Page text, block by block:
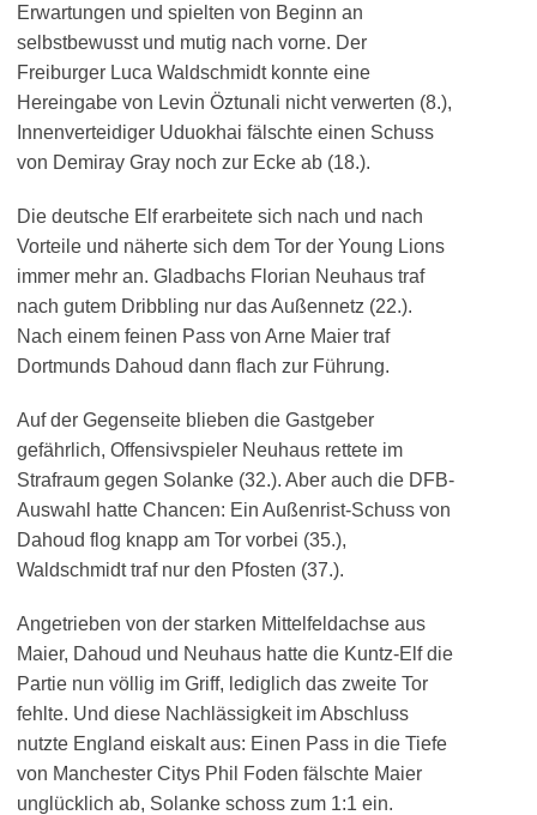
Erwartungen und spielten von Beginn an
selbstbewusst und mutig nach vorne. Der
Freiburger Luca Waldschmidt konnte eine
Hereingabe von Levin Öztunali nicht verwerten (8.),
Innenverteidiger Uduokhai fälschte einen Schuss
von Demiray Gray noch zur Ecke ab (18.).
Die deutsche Elf erarbeitete sich nach und nach
Vorteile und näherte sich dem Tor der Young Lions
immer mehr an. Gladbachs Florian Neuhaus traf
nach gutem Dribbling nur das Außennetz (22.).
Nach einem feinen Pass von Arne Maier traf
Dortmunds Dahoud dann flach zur Führung.
Auf der Gegenseite blieben die Gastgeber
gefährlich, Offensivspieler Neuhaus rettete im
Strafraum gegen Solanke (32.). Aber auch die DFB-
Auswahl hatte Chancen: Ein Außenrist-Schuss von
Dahoud flog knapp am Tor vorbei (35.),
Waldschmidt traf nur den Pfosten (37.).
Angetrieben von der starken Mittelfeldachse aus
Maier, Dahoud und Neuhaus hatte die Kuntz-Elf die
Partie nun völlig im Griff, lediglich das zweite Tor
fehlte. Und diese Nachlässigkeit im Abschluss
nutzte England eiskalt aus: Einen Pass in die Tiefe
von Manchester Citys Phil Foden fälschte Maier
unglücklich ab, Solanke schoss zum 1:1 ein.